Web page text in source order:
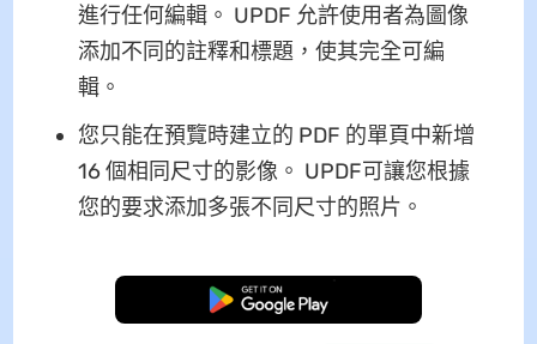
進行任何編輯。 UPDF 允許使用者為圖像
添加不同的註釋和標題，使其完全可編
輯。
您只能在預覽時建立的 PDF 的單頁中新增
16 個相同尺寸的影像。 UPDF可讓您根據
您的要求添加多張不同尺寸的照片。
免費下載